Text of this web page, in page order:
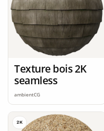
Texture bois 2K
seamless
ambientCG
2K